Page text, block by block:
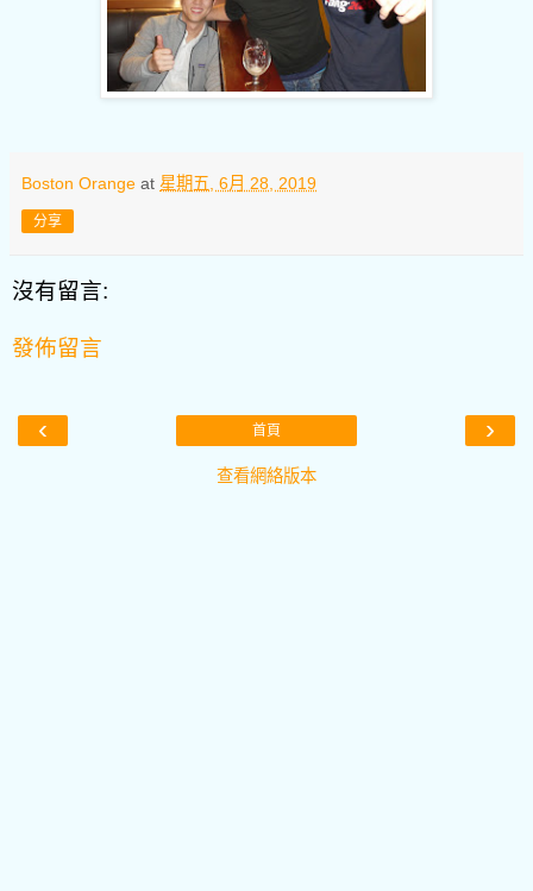
Boston Orange at 星期五, 6月 28, 2019
分享
沒有留言:
發佈留言
‹ ›
首頁
查看網絡版本